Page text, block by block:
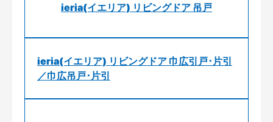
ieria(イエリア) リビングドア 吊戸
ieria(イエリア) リビングドア 巾広引戸･片引
／巾広吊戸･片引